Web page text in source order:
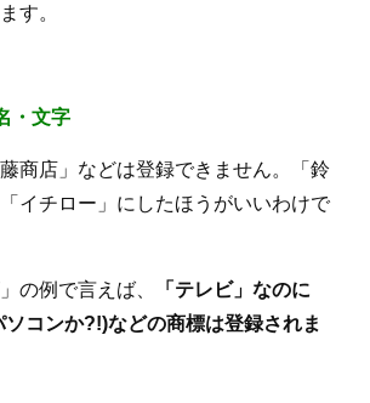
す。
・文字
藤商店」などは登録できません。「鈴
イチロー」にしたほうがいいわけで
の例で言えば、
「テレビ」なのに
ソコンか?!)などの商標は登録されま